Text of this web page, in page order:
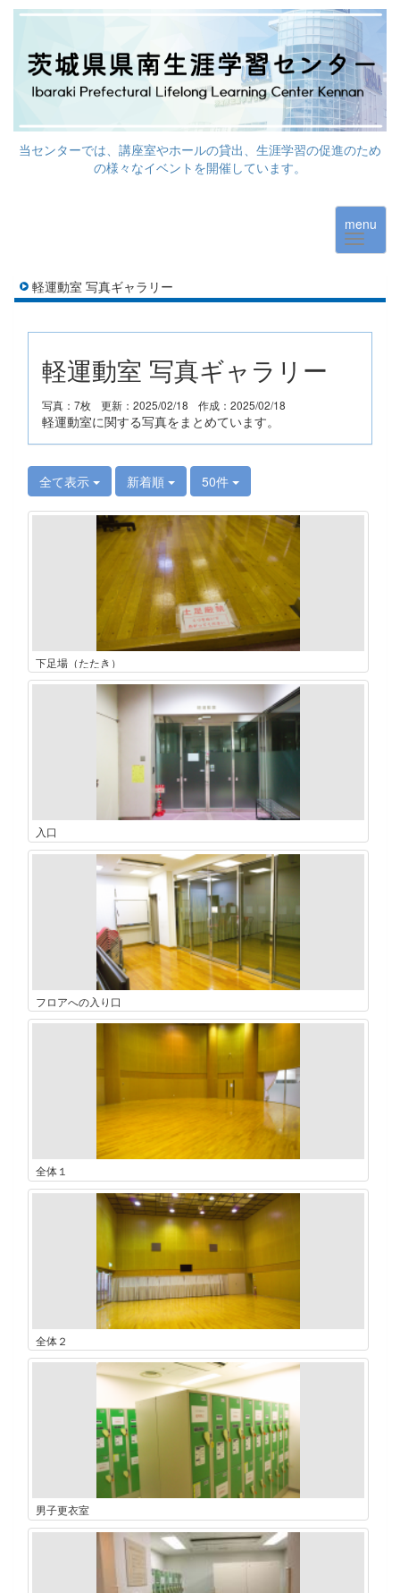
当センターでは、講座室やホールの貸出、生涯学習の促進のため
の様々なイベントを開催しています。
menu
軽運動室 写真ギャラリー
軽運動室 写真ギャラリー
写真：7枚 更新：2025/02/18 作成：2025/02/18
軽運動室に関する写真をまとめています。
全て表示 新着順 50件
下足場（たたき）
入口
フロアへの入り口
全体１
全体２
男子更衣室